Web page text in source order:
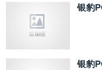
银豹
银豹